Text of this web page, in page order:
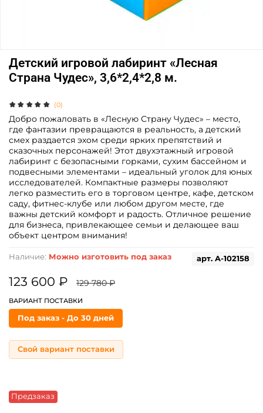
(0)
арт. A-102158
Наличие: Можно изготовить под заказ
Предзаказ
Детский игровой лабиринт «Лесная
Страна Чудес», 3,6*2,4*2,8 м.
123 600 ₽ 129 780 ₽
ВАРИАНТ ПОСТАВКИ
Под заказ - До 30 дней
Свой вариант поставки
Добро пожаловать в «Лесную Страну Чудес» – место,
где фантазии превращаются в реальность, а детский
смех раздается эхом среди ярких препятствий и
сказочных персонажей! Этот двухэтажный игровой
лабиринт с безопасными горками, сухим бассейном и
подвесными элементами – идеальный уголок для юных
исследователей. Компактные размеры позволяют
легко разместить его в торговом центре, кафе, детском
саду, фитнес-клубе или любом другом месте, где
важны детский комфорт и радость. Отличное решение
для бизнеса, привлекающее семьи и делающее ваш
объект центром внимания!